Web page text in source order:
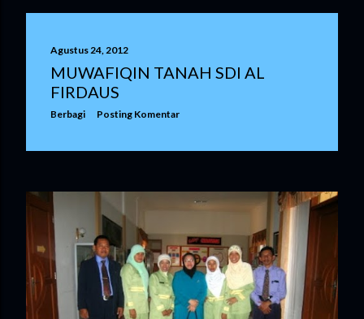
Agustus 24, 2012
MUWAFIQIN TANAH SDI AL
FIRDAUS
Berbagi Posting Komentar